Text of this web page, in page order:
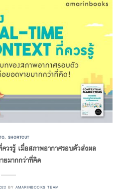
, SHORTCUT
วรรู้ เมื่อสภาพอากาศรอบตัวส่งผล
ยมากกว่าที่คิด
BY AMARINBOOKS TEAM